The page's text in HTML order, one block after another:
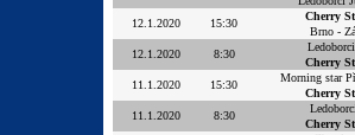
12.1.2020
15:30
Cherry
Brno -
12.1.2020
8:30
Cherry
11.1.2020
15:30
Morning star
Cherry
11.1.2020
8:30
Cherry